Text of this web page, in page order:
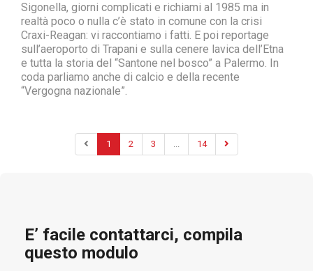
Sigonella, giorni complicati e richiami al 1985 ma in
realtà poco o nulla c’è stato in comune con la crisi
Craxi-Reagan: vi raccontiamo i fatti. E poi reportage
sull’aeroporto di Trapani e sulla cenere lavica dell’Etna
e tutta la storia del “Santone nel bosco” a Palermo. In
coda parliamo anche di calcio e della recente
“Vergogna nazionale”.
1 2 3 ... 14
E’ facile contattarci, compila
questo modulo